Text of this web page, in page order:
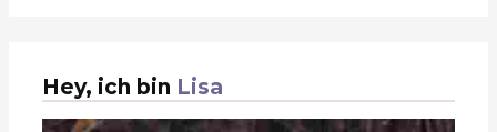
Hey, ich bin Lisa